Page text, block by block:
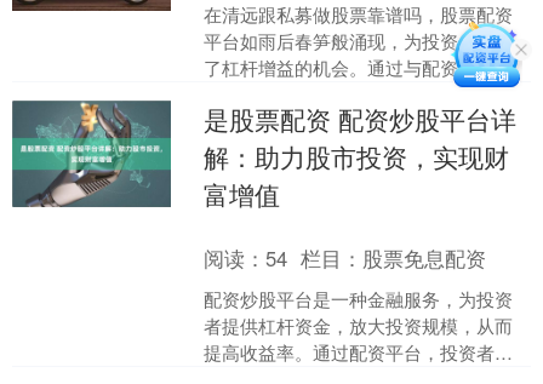
在清远跟私募做股票靠谱吗，股票配资
平台如雨后春笋般涌现，为投资者提供
了杠杆增益的机会。通过与配资平台合
作，投资者可以放大资金规模，从而提
高潜在收益。 * **放....
是股票配资 配资炒股平台详
解：助力股市投资，实现财
富增值
阅读： 54 栏目： 股票免息配资
配资炒股平台是一种金融服务，为投资
者提供杠杆资金，放大投资规模，从而
提高收益率。通过配资平台，投资者可